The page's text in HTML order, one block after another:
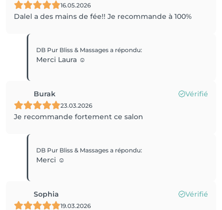
16.05.2026
Dalel a des mains de fée!! Je recommande à 100%
DB Pur Bliss & Massagesa répondu:
Merci Laura ☺️
Burak Vérifié
23.03.2026
Je recommande fortement ce salon
DB Pur Bliss & Massagesa répondu:
Merci ☺️
Sophia Vérifié
19.03.2026